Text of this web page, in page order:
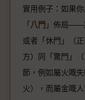
實用例子：如果
「 八門 」佈局——
或者「休門」（
方）同「驚門」
節，例如屬火嘅
火），而屬金嘅